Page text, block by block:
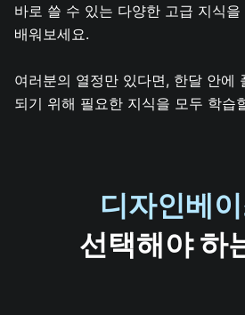
바로 쓸 수 있는 다양한 고급 지식
배워보세요.
여러분의 열정만 있다면, 한달 안에
되기 위해 필요한 지식을 모두 학습
디자인베
선택해야 하